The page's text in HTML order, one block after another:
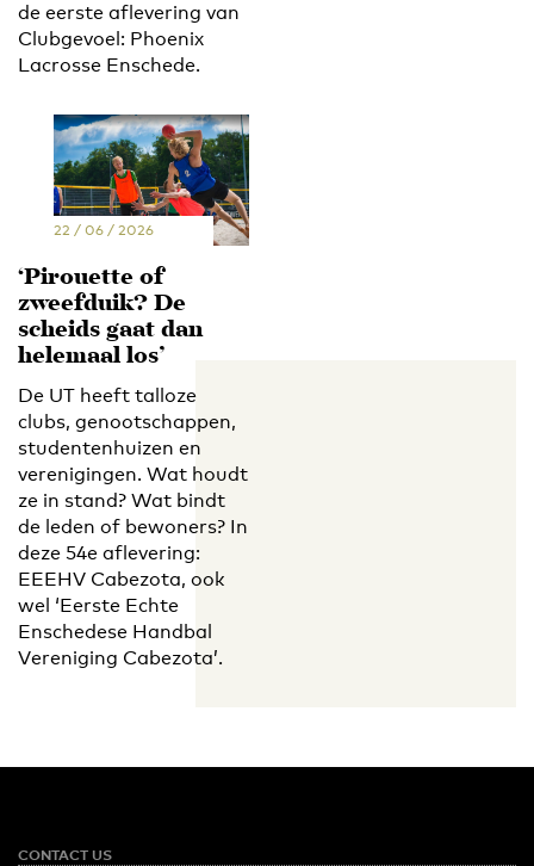
de eerste aflevering van
Clubgevoel: Phoenix
Lacrosse Enschede.
22 / 06 / 2026
‘Pirouette of
zweefduik? De
scheids gaat dan
helemaal los’
De UT heeft talloze
clubs, genootschappen,
studentenhuizen en
verenigingen. Wat houdt
ze in stand? Wat bindt
de leden of bewoners? In
deze 54e aflevering:
EEEHV Cabezota, ook
wel ‘Eerste Echte
Enschedese Handbal
Vereniging Cabezota’.
CONTACT US